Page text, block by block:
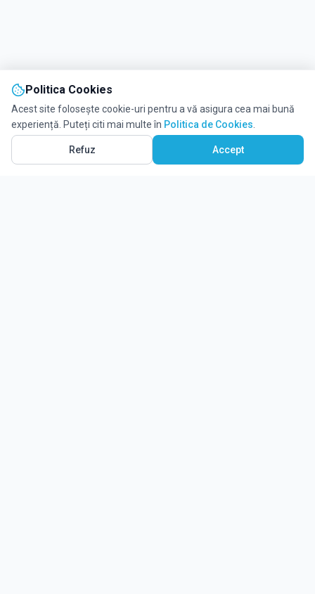
Vezi pe Hartă
Politica Cookies
Acest site folosește cookie-uri pentru a vă asigura cea mai bună
experiență. Puteți citi mai multe în Politica de Cookies
Refuz Accept